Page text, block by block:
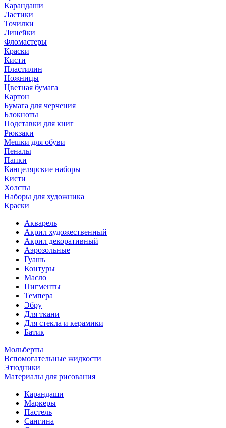
Карандаши
Ластики
Точилки
Линейки
Фломастеры
Краски
Кисти
Пластилин
Ножницы
Цветная бумага
Картон
Бумага для черчения
Блокноты
Подставки для книг
Рюкзаки
Мешки для обуви
Пеналы
Папки
Канцелярские наборы
Кисти
Холсты
Наборы для художника
Краски
Акварель
Акрил художественный
Акрил декоративный
Аэрозольные
Гуашь
Контуры
Масло
Пигменты
Темпера
Эбру
Для ткани
Для стекла и керамики
Батик
Мольберты
Вспомогательные жидкости
Этюдники
Материалы для рисования
Карандаши
Маркеры
Пастель
Сангина